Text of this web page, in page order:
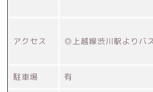
アクセス ◎上越線渋川駅よりバ
駐車場 有